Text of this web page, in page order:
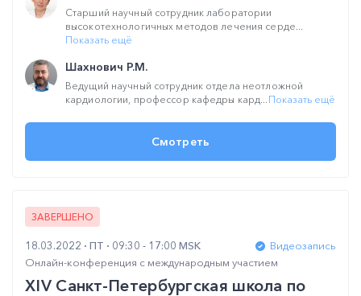
Старший научный сотрудник лаборатории
высокотехнологичных методов лечения серде...
Показать ещё
Шахнович Р.М.
Ведущий научный сотрудник отдела неотложной
кардиологии, профессор кафедры кард... Показать ещё
Смотреть
ЗАВЕРШЕНО
18.03.2022 ПТ 09:30 - 17:00 MSK
Видеозапись
Онлайн-конференция с международным участием
XIV Санкт-Петербургская школа по